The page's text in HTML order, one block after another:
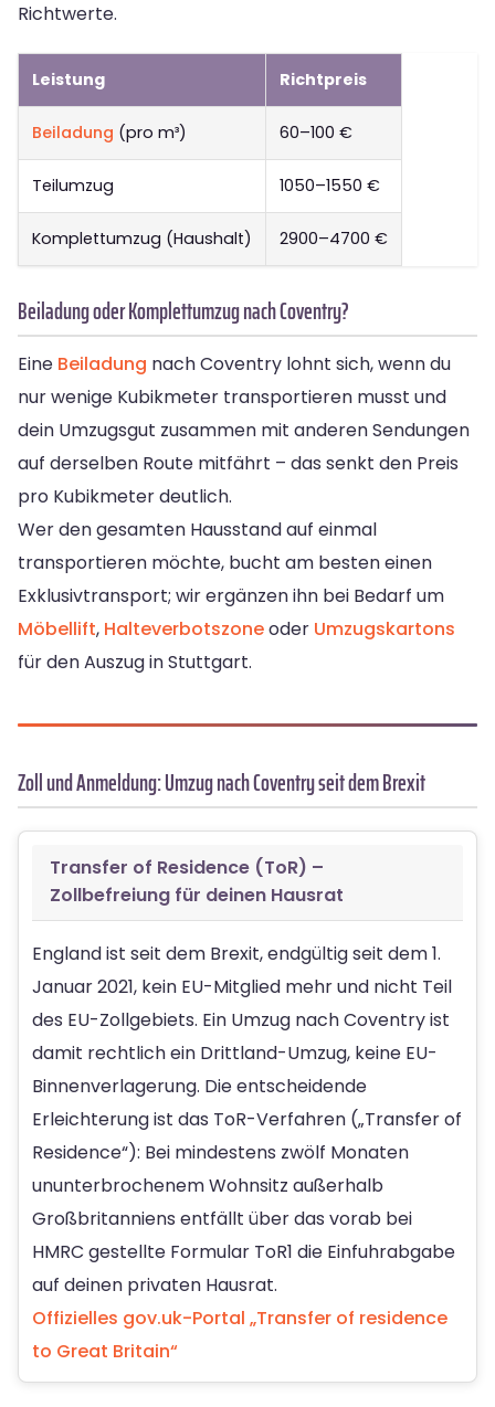
Richtwerte.
Leistung Richtpreis
Beiladung (pro m³) 60–100 €
Teilumzug 1050–1550 €
Komplettumzug (Haushalt) 2900–4700 €
Beiladung oder Komplettumzug nach Coventry?
Eine Beiladung nach Coventry lohnt sich, wenn du
nur wenige Kubikmeter transportieren musst und
dein Umzugsgut zusammen mit anderen Sendungen
auf derselben Route mitfährt – das senkt den Preis
pro Kubikmeter deutlich.
Wer den gesamten Hausstand auf einmal
transportieren möchte, bucht am besten einen
Exklusivtransport; wir ergänzen ihn bei Bedarf um
Möbellift, Halteverbotszoneoder Umzugskartons
für den Auszug in Stuttgart.
Zoll und Anmeldung: Umzug nach Coventry seit dem Brexit
Transfer of Residence (ToR) –
Zollbefreiung für deinen Hausrat
England ist seit dem Brexit, endgültig seit dem 1.
Januar 2021, kein EU-Mitglied mehr und nicht Teil
des EU-Zollgebiets. Ein Umzug nach Coventry ist
damit rechtlich ein Drittland-Umzug, keine EU-
Binnenverlagerung. Die entscheidende
Erleichterung ist das ToR-Verfahren („Transfer of
Residence“): Bei mindestens zwölf Monaten
ununterbrochenem Wohnsitz außerhalb
Großbritanniens entfällt über das vorab bei
HMRC gestellte Formular ToR1 die Einfuhrabgabe
auf deinen privaten Hausrat.
Offizielles gov.uk-Portal „Transfer of residence
to Great Britain“